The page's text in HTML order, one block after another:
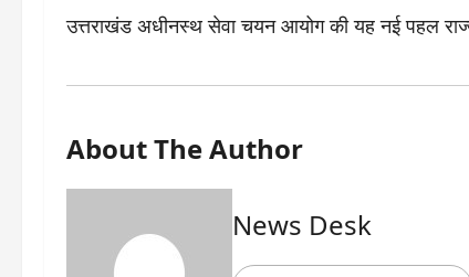
उत्तराखंड अधीनस्थ सेवा चयन आयोग की यह नई पहल
About The Author
News Desk